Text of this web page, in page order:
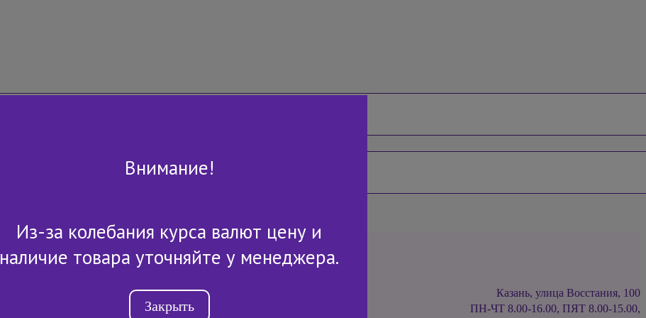
+7 (843) 2-507-607
Казань, улица Восстания, 100
ПН-ЧТ 8.00-16.00, ПЯТ 8.00-15.00,
Внимание!
Из-за колебания курса валют цену и
наличие товара уточняйте у менеджера.
Закрыть